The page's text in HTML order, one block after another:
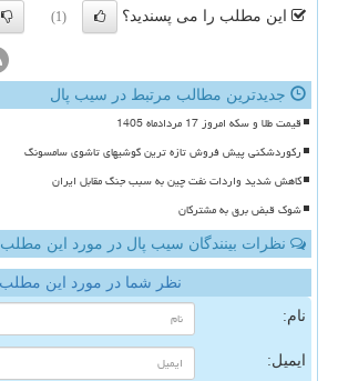
این مطلب را می پسندید؟ (1)
جدیدترین مطالب مرتبط در سیب پال
قیمت طلا و سکه امروز 17 مردادماه 1405
رکوردشکنی پیش فروش تازه ترین گوشیهای تاشوی سامسونگ
کاهش شدید واردات نفت چین به سبب جنگ مقابل ایران
شوک قبض برق به مشترکان
نظرات بینندگان سیب پال در مورد این مطلب
نظر شما در مورد این مطلب
نام:
ایمیل: